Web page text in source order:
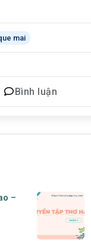
mai
Bình luận
–